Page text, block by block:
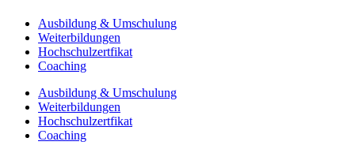
Ausbildung & Umschulung
Weiterbildungen
Hochschulzertfikat
Coaching
Ausbildung & Umschulung
Weiterbildungen
Hochschulzertfikat
Coaching